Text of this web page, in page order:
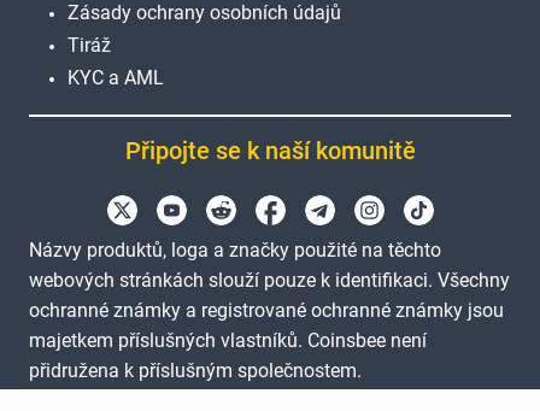
Zásady ochrany osobních údajů
Tiráž
KYC a AML
Připojte se k naší komunitě
Názvy produktů, loga a značky použité na těchto
webových stránkách slouží pouze k identifikaci. Všechny
ochranné známky a registrované ochranné známky jsou
majetkem příslušných vlastníků. Coinsbee není
přidružena k příslušným společnostem.